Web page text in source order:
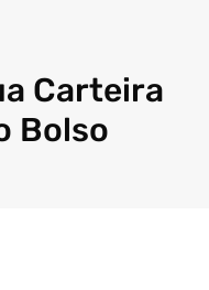
Carteira
Bolso